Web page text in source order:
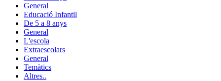
General
Educació Infantil
De 5 a 8 anys
General
L'escola
Extraescolars
General
Temàtics
Altres..